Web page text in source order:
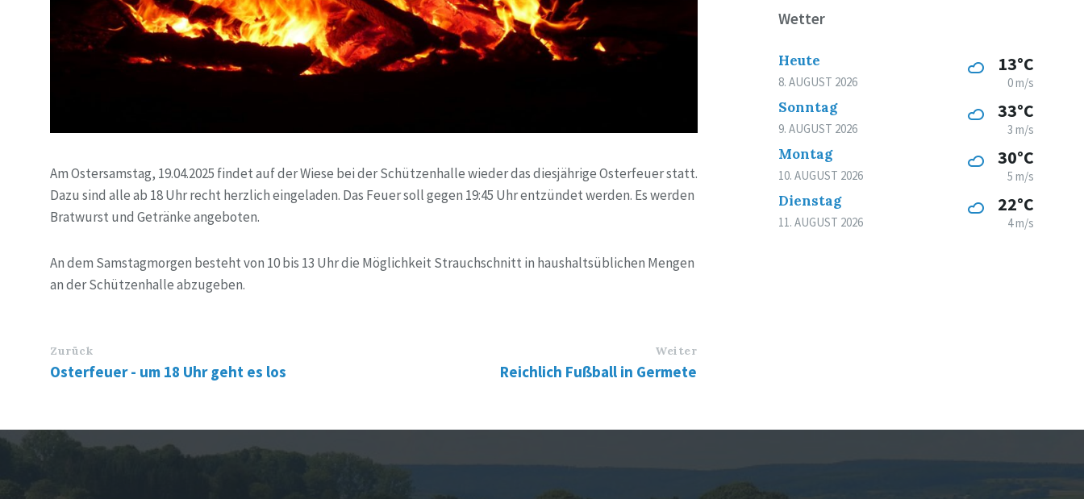
Am Ostersamstag, 19.04.2025 findet auf der Wiese bei der Schützenhalle wieder das diesjährige Osterfeuer statt.
Dazu sind alle ab 18 Uhr recht herzlich eingeladen. Das Feuer soll gegen 19:45 Uhr entzündet werden. Es werden
Bratwurst und Getränke angeboten.
An dem Samstagmorgen besteht von 10 bis 13 Uhr die Möglichkeit Strauchschnitt in haushaltsüblichen Mengen
an der Schützenhalle abzugeben.
Zurück
Osterfeuer - um 18 Uhr geht es los
Weiter
Reichlich Fußball in Germete
Wetter
Heute
8. AUGUST 2026
13°C
0 m/s
Sonntag
9. AUGUST 2026
33°C
3 m/s
Montag
10. AUGUST 2026
30°C
5 m/s
Dienstag
11. AUGUST 2026
22°C
4 m/s